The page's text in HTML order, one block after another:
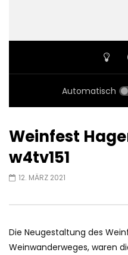
Automatisch
Weinfest
w4tv151
12. MÄRZ 2021
Die Neugestaltung des
Weinwanderweges, waren